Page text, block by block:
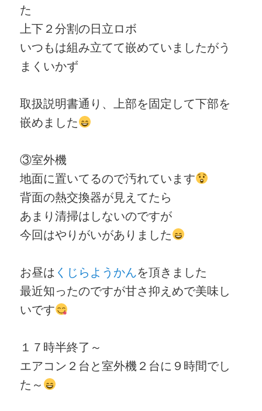
た
上下２分割の日立ロボ
いつもは組み立てて嵌めていましたがう
まくいかず
取扱説明書通り、上部を固定して下部を
嵌めました
③室外機
地面に置いてるので汚れています
背面の熱交換器が見えてたら
あまり清掃はしないのですが
今回はやりがいがありました
お昼は くじらようかんを頂きました
最近知ったのですが甘さ抑えめで美味し
いです
１７時半終了～
エアコン２台と室外機２台に９時間でし
た～